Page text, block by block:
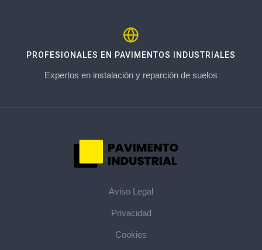
PROFESIONALES EN PAVIMENTOS INDUSTRIALES
Expertos en instalación y reparción de suelos
Aviso Legal
Privacidad
Cookies